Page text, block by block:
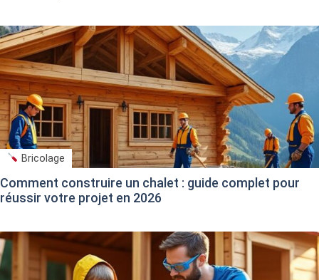
Bricolage
Comment construire un chalet : guide complet pour
réussir votre projet en 2026